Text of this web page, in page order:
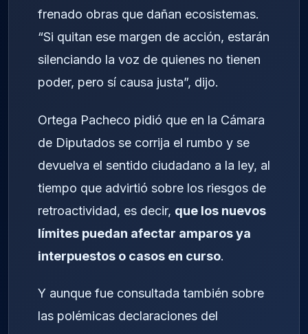
frenado obras que dañan ecosistemas.
“Si quitan ese margen de acción, estarán
silenciando la voz de quienes no tienen
poder, pero sí causa justa”, dijo.
Ortega Pacheco pidió que en la Cámara
de Diputados se corrija el rumbo y se
devuelva el sentido ciudadano a la ley, al
tiempo que advirtió sobre los riesgos de
retroactividad, es decir, que los nuevos
límites puedan afectar amparos ya
interpuestos o casos en curso.
Y aunque fue consultada también sobre
las polémicas declaraciones del